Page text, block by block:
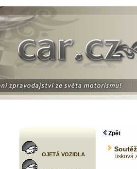
OJETÁ VOZIDLA
Zpět
tisková